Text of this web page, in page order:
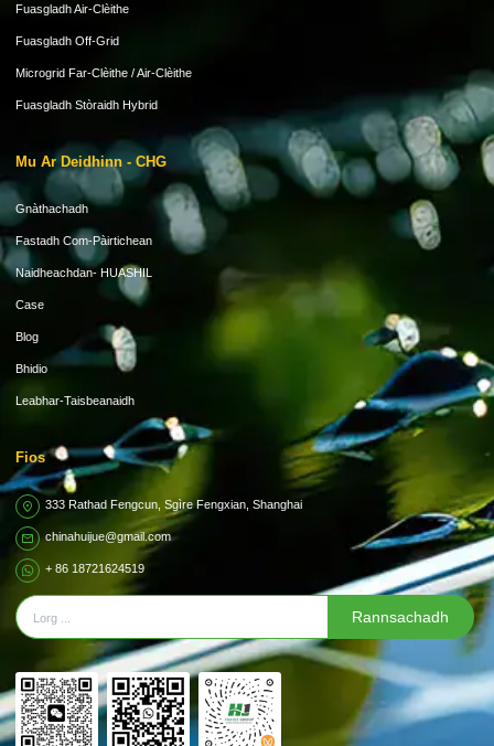
Fuasgladh Air-Clèithe
Fuasgladh Off-Grid
Microgrid Far-Clèithe / Air-Clèithe
Fuasgladh Stòraidh Hybrid
Mu Ar Deidhinn - CHG
Gnàthachadh
Fastadh Com-Pàirtichean
Naidheachdan- HUASHIL
Case
Blog
Bhidio
Leabhar-Taisbeanaidh
Fios
333 Rathad Fengcun, Sgìre Fengxian, Shanghai
chinahuijue@gmail.com
+ 86 18721624519
Rannsachadh